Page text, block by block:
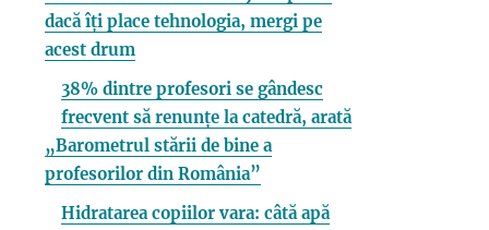
dacă îți place tehnologia, mergi pe
acest drum
38% dintre profesori se gândesc
frecvent să renunțe la catedră, arată
„Barometrul stării de bine a
profesorilor din România”
Hidratarea copiilor vara: câtă apă